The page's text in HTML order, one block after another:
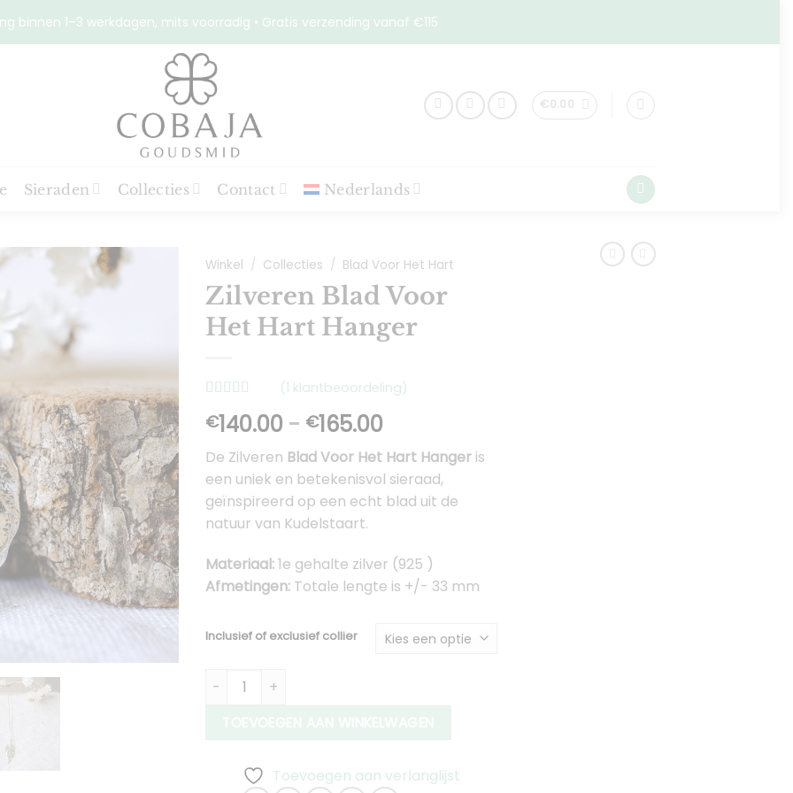
binnen 1–3 werkdagen, mits voorradig • Gratis verzending vanaf €115
€0.00
Sieraden Collecties Contact Nederlands
verlanglijst
Winkel / Collecties / Blad Voor Het Hart
Zilveren Blad Voor
Het Hart Hanger
5.00op 5
gebaseerd
op klant
waardering
(1 klantbeoordeling)
€140.00 - €165.00Prijsklasse:
€140.00
tot
€165.00
De Zilveren Blad Voor Het Hart Hangeris
een uniek en betekenisvol sieraad,
geïnspireerd op een echt blad uit de
natuur van Kudelstaart.
Materiaal:1e gehalte zilver (925 )
Afmetingen: Totale lengte is +/- 33 mm
Inclusief of exclusief collier
Zilveren Blad Voor Het Hart Hanger aantal
Toevoegen aan verlanglijst